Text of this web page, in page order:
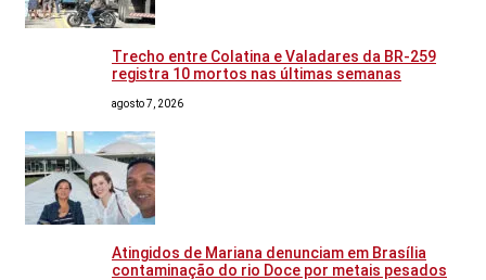
Trecho entre Colatina e Valadares da BR-259
registra 10 mortos nas últimas semanas
agosto 7, 2026
Atingidos de Mariana denunciam em Brasília
contaminação do rio Doce por metais pesados